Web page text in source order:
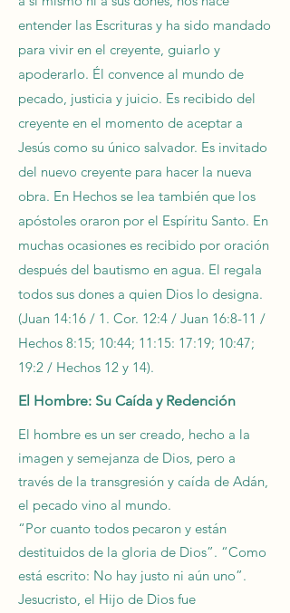
entender las Escrituras y ha sido mandado
para vivir en el creyente, guiarlo y
apoderarlo. Él convence al mundo de
pecado, justicia y juicio. Es recibido del
creyente en el momento de aceptar a
Jesús como su único salvador. Es invitado
del nuevo creyente para hacer la nueva
obra. En Hechos se lea también que los
apóstoles oraron por el Espíritu Santo. En
muchas ocasiones es recibido por oración
después del bautismo en agua. El regala
todos sus dones a quien Dios lo designa.
(Juan 14:16 / 1. Cor. 12:4 / Juan 16:8-11 /
Hechos 8:15; 10:44; 11:15: 17:19; 10:47;
19:2 / Hechos 12 y 14).
El Hombre: Su Caída y Redención
El hombre es un ser creado, hecho a la
imagen y semejanza de Dios, pero a
través de la transgresión y caída de Adán,
el pecado vino al mundo.
“Por cuanto todos pecaron y están
destituidos de la gloria de Dios”. “Como
está escrito: No hay justo ni aún uno”.
Jesucristo, el Hijo de Dios fue